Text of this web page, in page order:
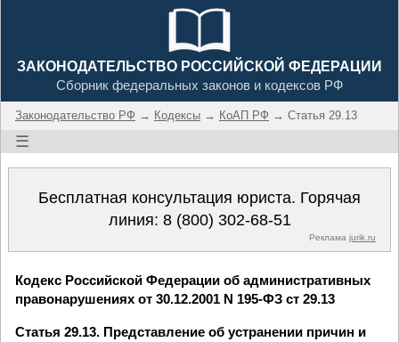
ЗАКОНОДАТЕЛЬСТВО РОССИЙСКОЙ ФЕДЕРАЦИИ
Сборник федеральных законов и кодексов РФ
Законодательство РФ → Кодексы → КоАП РФ → Статья 29.13
☰
Бесплатная консультация юриста. Горячая
линия: 8 (800) 302-68-51
Реклама jurik.ru
Кодекс Российской Федерации об административных
правонарушениях от 30.12.2001 N 195-ФЗ ст 29.13
Статья 29.13. Представление об устранении причин и